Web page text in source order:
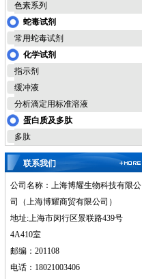
色素系列
蛇毒试剂
常用蛇毒试剂
化学试剂
指示剂
缓冲液
分析滴定用标准溶液
蛋白质及多肽
多肽
联系我们
公司名称：上海博耀生物科技有限公
司（上海博耀商贸有限公司）
地址:上海市闵行区景联路439号
4A410室
邮编：201108
电话：18021003406